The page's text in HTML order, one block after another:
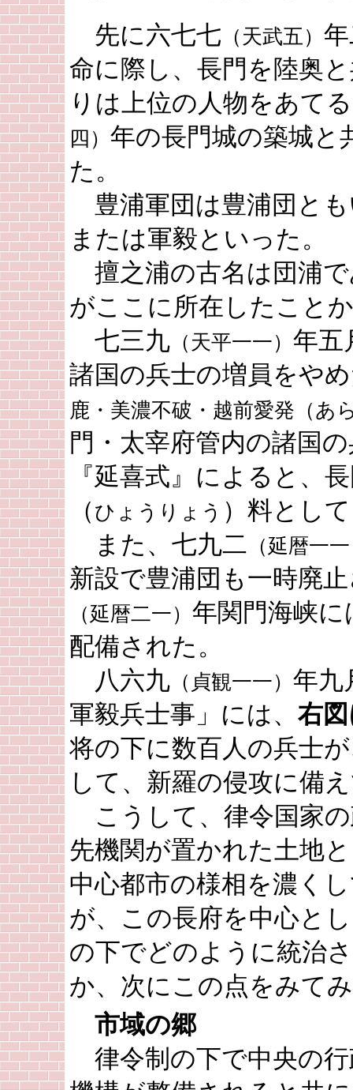
先に六七七 （天武五）
命に際し、長門を陸奥
りは上位の人物をあて
四） 年の長門城の築城と
た。
豊浦軍団は豊浦団と
または軍毅といった。
擅之浦の古名は団浦
がここに所在したこと
七三九 （天平一一） 年五
諸国の兵士の増員をや
鹿・美濃不破・越前愛発（あ
門・太宰府管内の諸国
『延喜式』によると、
（ ひょうりょう ）料とし
また、七九二 （延暦一
新設で豊浦団も一時廃
（延暦二一） 年関門海峡
配備された。
八六九 （貞観一一） 年九
軍毅兵士事」には、 右
将の下に数百人の兵士
して、新羅の侵攻に備
こうして、律令国家
先機関が置かれた土地
中心都市の様相を濃く
が、この長府を中心と
の下でどのように統治
か、次にこの点をみて
市域の郷
律令制の下で中央の